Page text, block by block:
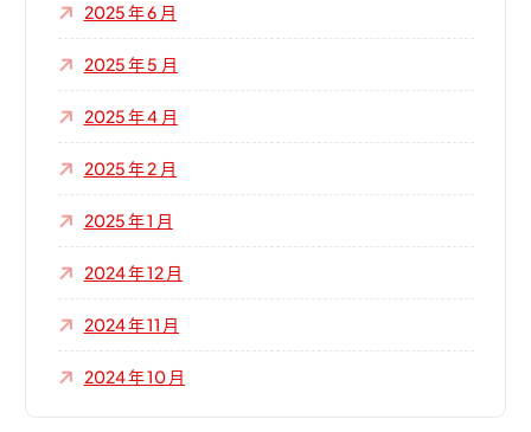
2025 年 6 月
2025 年 5 月
2025 年 4 月
2025 年 2 月
2025 年 1 月
2024 年 12 月
2024 年 11 月
2024 年 10 月